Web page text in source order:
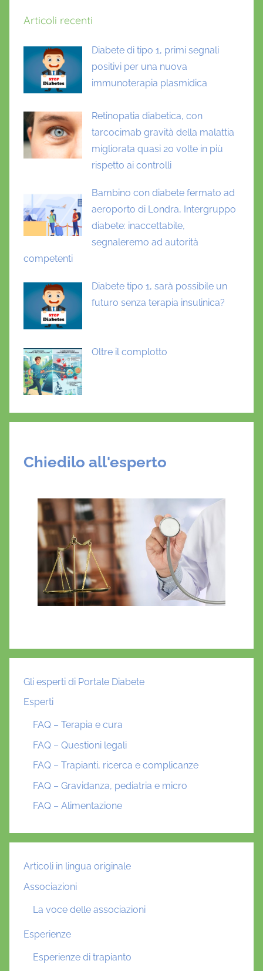
Articoli recenti
Diabete di tipo 1, primi segnali
positivi per una nuova
immunoterapia plasmidica
Retinopatia diabetica, con
tarcocimab gravità della malattia
migliorata quasi 20 volte in più
rispetto ai controlli
Bambino con diabete fermato ad
aeroporto di Londra, Intergruppo
diabete: inaccettabile,
segnaleremo ad autorità
competenti
Diabete tipo 1, sarà possibile un
futuro senza terapia insulinica?
Oltre il complotto
Chiedilo all'esperto
Gli esperti di Portale Diabete
Esperti
FAQ – Terapia e cura
FAQ – Questioni legali
FAQ – Trapianti, ricerca e complicanze
FAQ – Gravidanza, pediatria e micro
FAQ – Alimentazione
Articoli in lingua originale
Associazioni
La voce delle associazioni
Esperienze
Esperienze di trapianto